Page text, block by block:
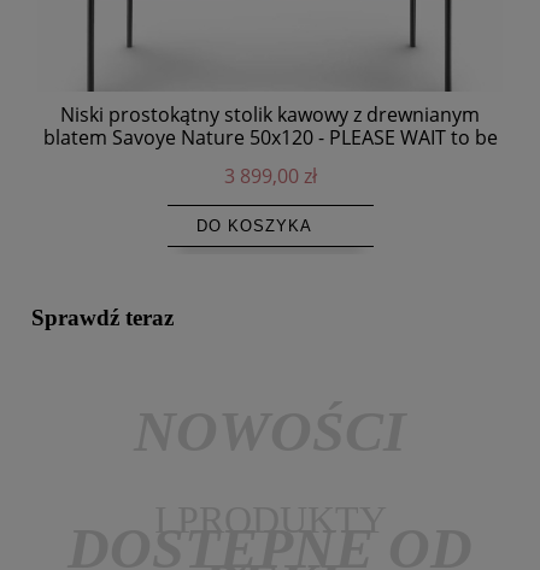
Niski prostokątny stolik kawowy z drewnianym
blatem Savoye Nature 50x120 - PLEASE WAIT to be
3 899,00 zł
DO KOSZYKA
Sprawdź teraz